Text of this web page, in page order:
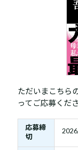
ただいまこちら
ってご応募くださ
応募締
切